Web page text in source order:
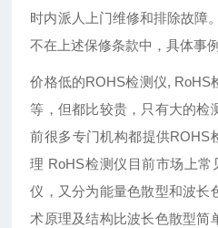
时内派人上门维修和排除故障
不在上述保修条款中，具体事
价格低的ROHS检测仪, RoHS
等，但都比较贵，只有大的检
前很多专门机构都提供ROHS
理 RoHS检测仪目前市场上
仪，又分为能量色散型和波长
术原理及结构比波长色散型简